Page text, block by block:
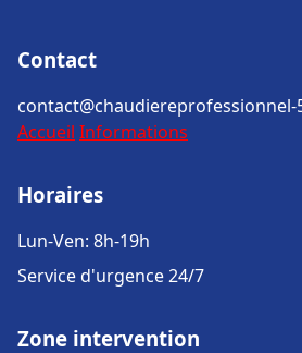
Contact
contact@chaudiereprofessionnel-
Accueil Informations
Horaires
Lun-Ven: 8h-19h
Service d'urgence 24/7
Zone intervention